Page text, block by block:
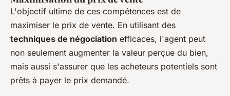
L'objectif ultime de ces compétences est de
maximiser le prix de vente. En utilisant des
techniques de négociation efficaces, l'agent peut
non seulement augmenter la valeur perçue du bien,
mais aussi s'assurer que les acheteurs potentiels sont
prêts à payer le prix demandé.